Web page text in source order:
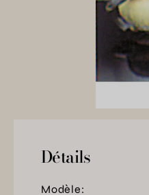
Détails
Modèle: